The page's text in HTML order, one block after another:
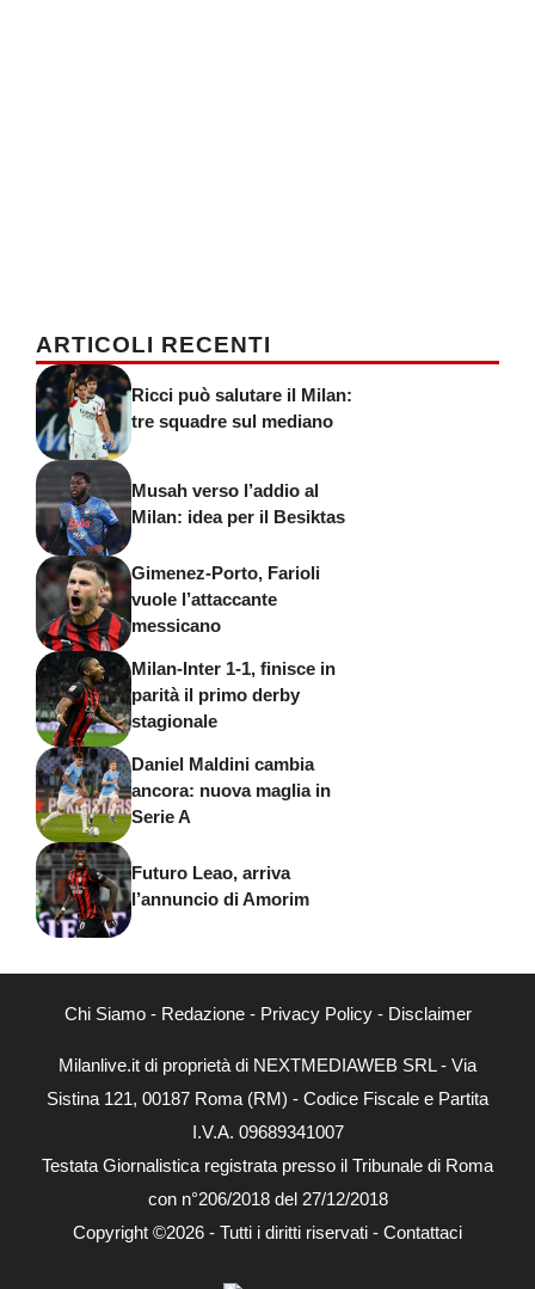
ARTICOLI RECENTI
Ricci può salutare il Milan:
tre squadre sul mediano
Musah verso l’addio al
Milan: idea per il Besiktas
Gimenez-Porto, Farioli
vuole l’attaccante
messicano
Milan-Inter 1-1, finisce in
parità il primo derby
stagionale
Daniel Maldini cambia
ancora: nuova maglia in
Serie A
Futuro Leao, arriva
l’annuncio di Amorim
Chi Siamo- Redazione- Privacy Policy- Disclaimer
Milanlive.it di proprietà di NEXTMEDIAWEB SRL - Via
Sistina 121, 00187 Roma (RM) - Codice Fiscale e Partita
I.V.A. 09689341007
Testata Giornalistica registrata presso il Tribunale di Roma
con n°206/2018 del 27/12/2018
Copyright ©2026 - Tutti i diritti riservati - Contattaci